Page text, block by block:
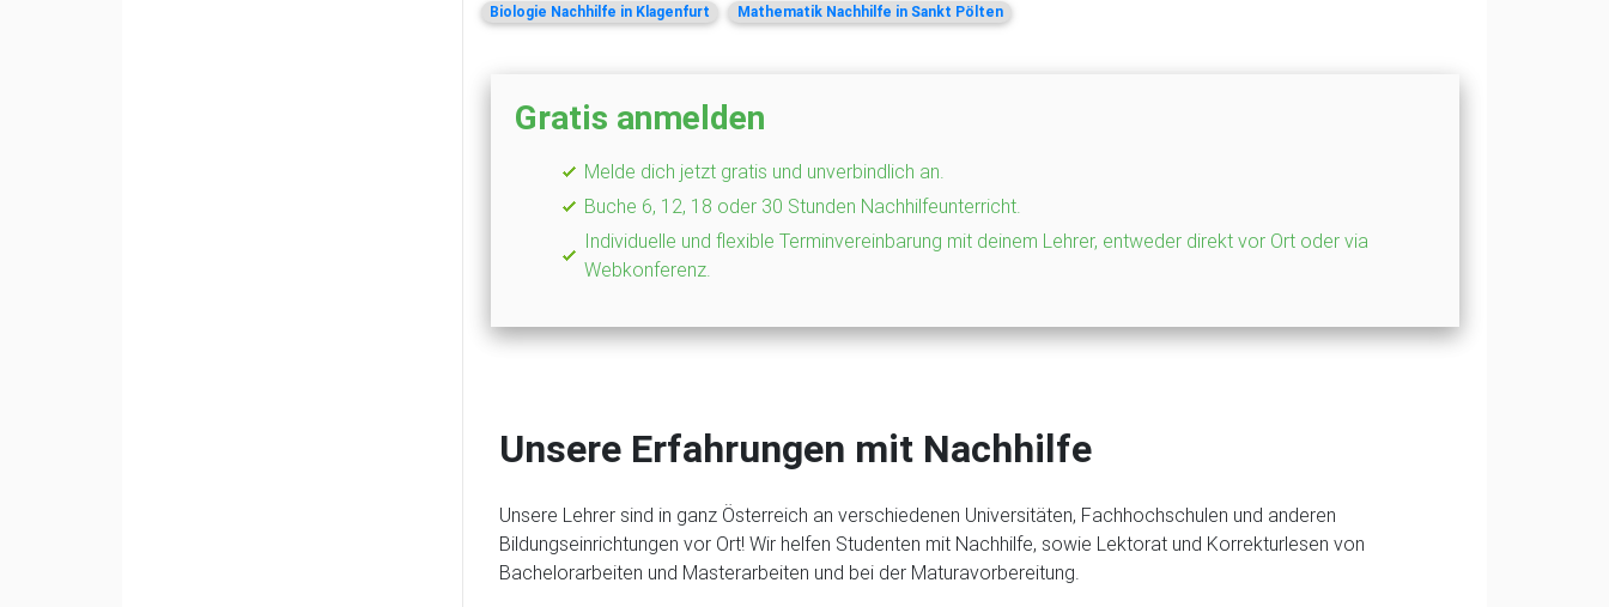
Biologie Nachhilfe in Klagenfurt Mathematik Nachhilfe in Sankt Pölten
Gratis anmelden
Melde dich jetzt gratis und unverbindlich an.
Buche 6, 12, 18 oder 30 Stunden Nachhilfeunterricht.
Individuelle und flexible Terminvereinbarung mit deinem Lehrer, entweder direkt vor Ort oder via
Webkonferenz.
Unsere Erfahrungen mit Nachhilfe
Unsere Lehrer sind in ganz Österreich an verschiedenen Universitäten, Fachhochschulen und anderen
Bildungseinrichtungen vor Ort! Wir helfen Studenten mit Nachhilfe, sowie Lektorat und Korrekturlesen von
Bachelorarbeiten und Masterarbeiten und bei der Maturavorbereitung.